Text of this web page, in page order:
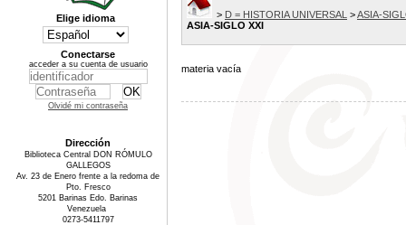
> D = HISTORIA UNIVERSAL >ASIA-
ASIA-SIGLO XXI
materia vacía
Elige idioma
Conectarse
acceder a su cuenta de usuario
Olvidé mi contraseña
Dirección
Biblioteca Central DON RÓMULO
GALLEGOS
Av. 23 de Enero frente a la redoma de
Pto. Fresco
5201 Barinas Edo. Barinas
Venezuela
0273-5411797